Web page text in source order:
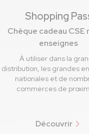
Shopping
Chèque cadeau CSE
enseignes
À utiliser dans la
distribution, les grandes
nationales et de
commerces de
Découvrir